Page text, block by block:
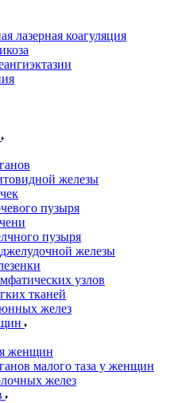
лазерная коагуляция
железы
пузыря
пузыря
железы
узлов
тканей
желез
женщин
малого таза у женщин
желез